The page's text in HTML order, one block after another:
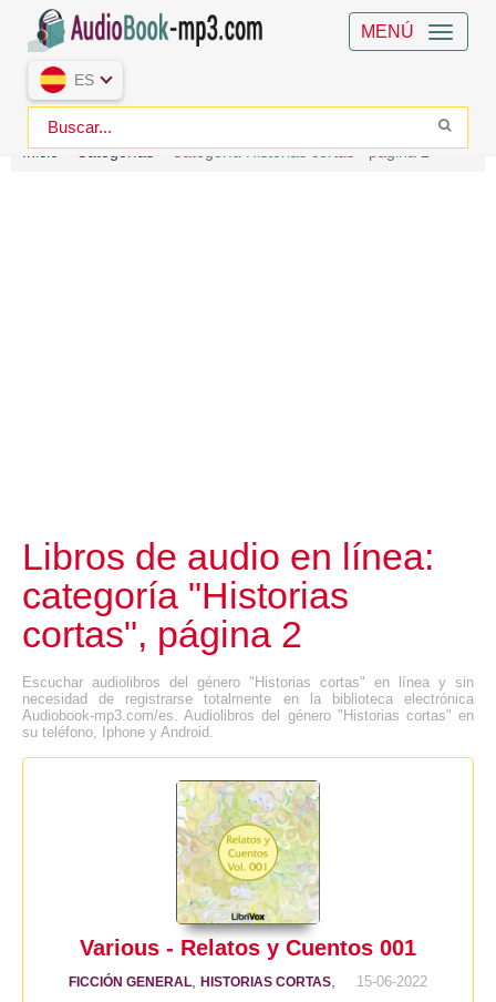
MENÚ
ES
Inicio Categorías Categoría Historias cortas - página 2
Libros de audio en línea:
categoría "Historias
cortas", página 2
Escuchar audiolibros del género "Historias cortas" en línea y sin
necesidad de registrarse totalmente en la biblioteca electrónica
Audiobook-mp3.com/es. Audiolibros del género "Historias cortas" en
su teléfono, Iphone y Android.
Various - Relatos y Cuentos 001
FICCIÓN GENERAL HISTORIAS CORTAS 15-06-2022